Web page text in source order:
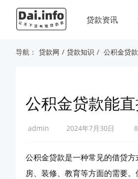
贷款资讯
导航： 贷款网 / 贷款知识 / 公积金贷
公积金贷款能
admin 2024年7月30日
公积金贷款是一种常见的借贷
房、装修、教育等方面的需要